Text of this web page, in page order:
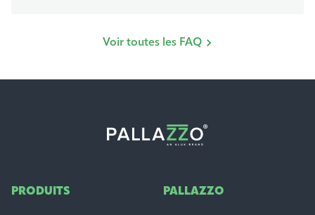
Voir toutes les FAQ
PRODUITS PALLAZZO